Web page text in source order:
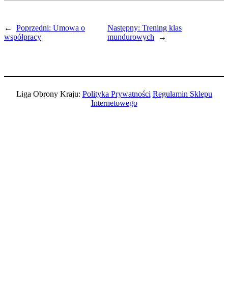
← Poprzedni: Umowa o
współpracy
Następny:Trening klas
mundurowych
→
Liga Obrony Kraju: Polityka Prywatności Regulamin Sklepu
Internetowego